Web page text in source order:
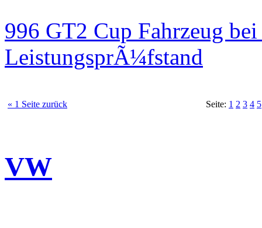
996 GT2 Cup Fahrzeug
LeistungsprÃ¼fstand
« 1 Seite zurück Seite: 1 2 3 4 5
VW